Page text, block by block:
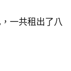
一共租出了八